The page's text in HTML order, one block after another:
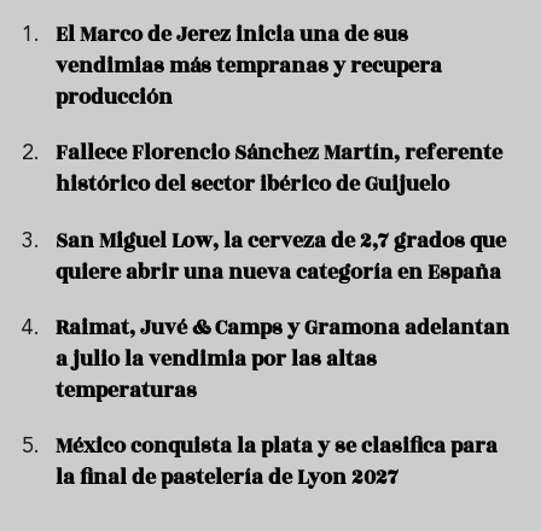
El Marco de Jerez inicia una de sus
vendimias más tempranas y recupera
producción
Fallece Florencio Sánchez Martín, referente
histórico del sector ibérico de Guijuelo
San Miguel Low, la cerveza de 2,7 grados que
quiere abrir una nueva categoría en España
Raimat, Juvé & Camps y Gramona adelantan
a julio la vendimia por las altas
temperaturas
México conquista la plata y se clasifica para
la final de pastelería de Lyon 2027